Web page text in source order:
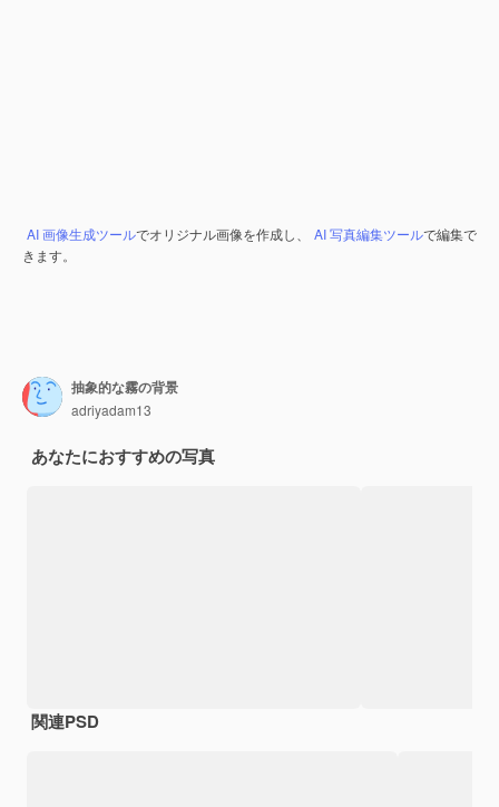
AI 画像生成ツールでオリジナル画像を作成し、 AI 写真編集ツールで編集で
きます。
抽象的な霧の背景
adriyadam13
あなたにおすすめの写真
関連PSD